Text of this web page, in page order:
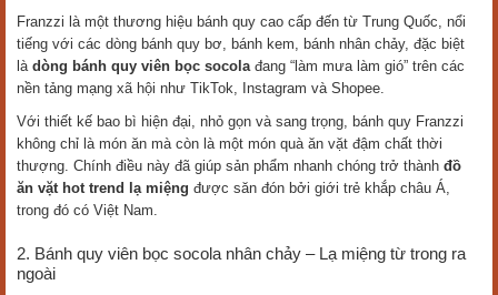
Franzzi là một thương hiệu bánh quy cao cấp đến từ Trung Quốc, nổi
tiếng với các dòng bánh quy bơ, bánh kem, bánh nhân chảy, đặc biệt
là dòng bánh quy viên bọc socolađang “làm mưa làm gió” trên các
nền tảng mạng xã hội như TikTok, Instagram và Shopee.
Với thiết kế bao bì hiện đại, nhỏ gọn và sang trọng, bánh quy Franzzi
không chỉ là món ăn mà còn là một món quà ăn vặt đậm chất thời
thượng. Chính điều này đã giúp sản phẩm nhanh chóng trở thành đồ
ăn vặt hot trend lạ miệng được săn đón bởi giới trẻ khắp châu Á,
trong đó có Việt Nam.
2. Bánh quy viên bọc socola nhân chảy – Lạ miệng từ trong ra
ngoài